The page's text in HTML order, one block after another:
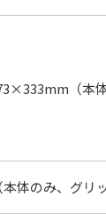
（本体
体のみ、グリ